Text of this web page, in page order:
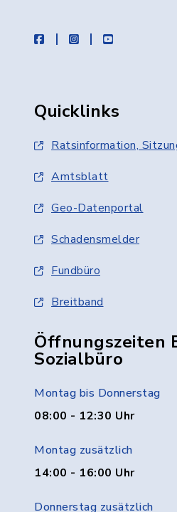
facebookinstagramyoutube
Quicklinks
Ratsinformation,
Amtsblatt
Geo-Datenportal
Schadensmelder
Fundbüro
Breitband
Öffnungszeiten
Sozialbüro
Montag bis Donnerstag
08:00 - 12:30 Uhr
Montag zusätzlich
14:00 - 16:00 Uhr
Donnerstag zusätzlich